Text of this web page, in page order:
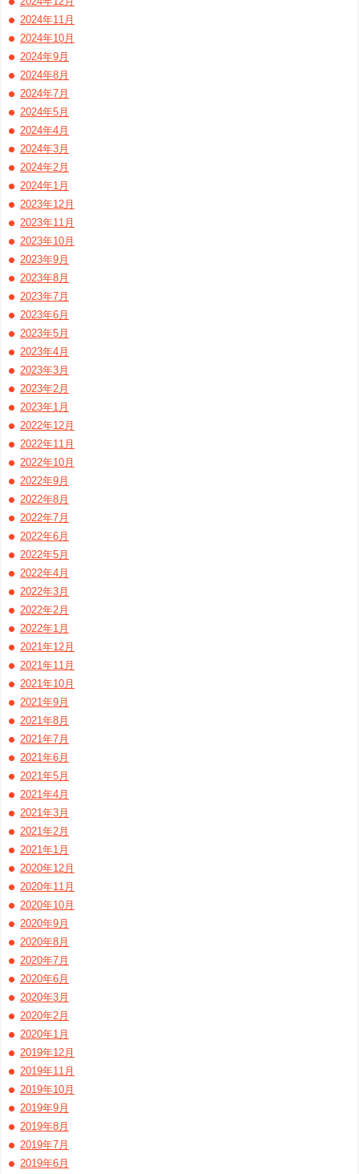
2024年11月
2024年10月
2024年9月
2024年8月
2024年7月
2024年5月
2024年4月
2024年3月
2024年2月
2024年1月
2023年12月
2023年11月
2023年10月
2023年9月
2023年8月
2023年7月
2023年6月
2023年5月
2023年4月
2023年3月
2023年2月
2023年1月
2022年12月
2022年11月
2022年10月
2022年9月
2022年8月
2022年7月
2022年6月
2022年5月
2022年4月
2022年3月
2022年2月
2022年1月
2021年12月
2021年11月
2021年10月
2021年9月
2021年8月
2021年7月
2021年6月
2021年5月
2021年4月
2021年3月
2021年2月
2021年1月
2020年12月
2020年11月
2020年10月
2020年9月
2020年8月
2020年7月
2020年6月
2020年3月
2020年2月
2020年1月
2019年12月
2019年11月
2019年10月
2019年9月
2019年8月
2019年7月
2019年6月